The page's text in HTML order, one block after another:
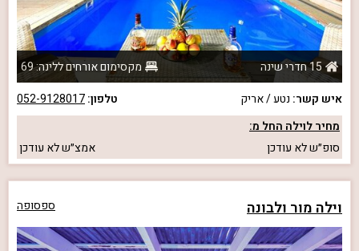
15 חדרי שינה
מקסימום אורחים ללינה: 69
איש קשר: נטע / אריק טלפון:052-9128017
מחיר לוילה החל מ:
סופ״שלא עודכן אמצ״שלא עודכן
וילה מור ולבונה ספסופה